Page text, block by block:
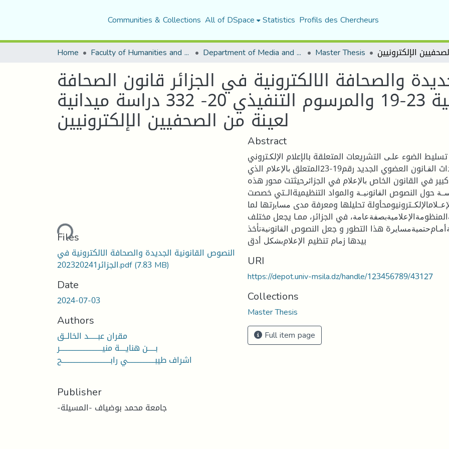
Communities & Collections All of DSpace Statistics Profils des Chercheurs
Home Faculty of Humanities and Social Sciences Department of Media and Communication Studies Master Thesis
والصحافة الالكترونية في الجزائر قانون الصحافة
المطبوعة والالكترونية 23-19 والمرسوم التنفيذي 20- 332 دراسة ميدانية
لعينة من الصحفيين الإلكترونيين
Loading...
Files
النصوص القانونية الجديدة والصحافة الالكترونية في
الجزائر202320241.pdf(7.83 MB)
Date
2024-07-03
Authors
مقران عبــــــد الخالــق
بـــــن هنايــــة منيــــــــــــــــــــــــــــر
اشراف طيبــــــــــــــــــي رابــــــــــــــــــــــــــــــــح
Publisher
-جامعة محمد بوضياف -المسيلة
Abstract
الضوء ﻋﻠـﻰ التشريعات المتعلقة بالإعلام اﻹﻟﻜـتروني
قبيل وبعد استحداث اﻟﻘـﺎنون العضوي الجديد رقم19-23المتعلق ﺑﺎﻹﻋﻼم الذي
في القانون الخاص ﺑﺎﻹﻋﻼم في الجزاﺋﺮحيثتت محور هذه
حول النصوص اﻟﻘﺎنوﻧﻴــﺔ والمواد التنظيميةاﻟــتي خصصت
تحليلها ومعرفة مدى ﻣﺴﺎﻳرتها لما
في الجزائر، ممـﺎ يجعل مختلف
هذا التطور و جعل النصوص اﻟﻘﺎنوﻧﻴﺔﺗﺄخذ
بيدها زﻣﺎم تنظيم اﻹﻋﻼمﺑﺸﻜﻞ أدق
URI
https://depot.univ-msila.dz/handle/123456789/43127
Collections
Master Thesis
Full item page